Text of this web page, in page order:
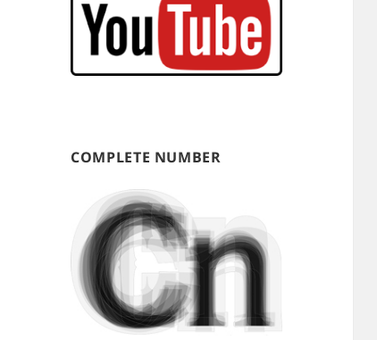
COMPLETE NUMBER